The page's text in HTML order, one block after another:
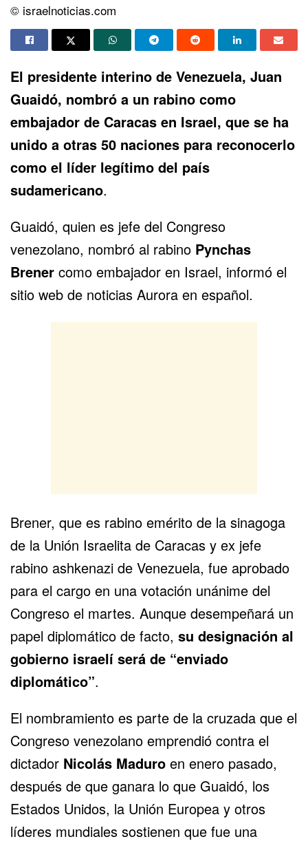
© israelnoticias.com
El presidente interino de Venezuela, Juan
Guaidó, nombró a un rabino como
embajador de Caracas en Israel, que se ha
unido a otras 50 naciones para reconocerlo
como el líder legítimo del país
sudamericano.
Guaidó, quien es jefe del Congreso
venezolano, nombró al rabino Pynchas
Brener como embajador en Israel, informó el
sitio web de noticias Aurora en español.
Brener, que es rabino emérito de la sinagoga
de la Unión Israelita de Caracas y ex jefe
rabino ashkenazi de Venezuela, fue aprobado
para el cargo en una votación unánime del
Congreso el martes. Aunque desempeñará un
papel diplomático de facto, su designación al
gobierno israelí será de “enviado
diplomático”.
El nombramiento es parte de la cruzada que el
Congreso venezolano emprendió contra el
dictador Nicolás Maduro en enero pasado,
después de que ganara lo que Guaidó, los
Estados Unidos, la Unión Europea y otros
líderes mundiales sostienen que fue una